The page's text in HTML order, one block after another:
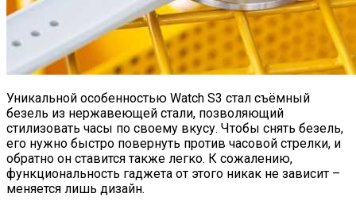
Уникальной особенностью Watch S3 стал съёмный
безель из нержавеющей стали, позволяющий
стилизовать часы по своему вкусу. Чтобы снять безель,
его нужно быстро повернуть против часовой стрелки, и
обратно он ставится также легко. К сожалению,
функциональность гаджета от этого никак не зависит –
меняется лишь дизайн.